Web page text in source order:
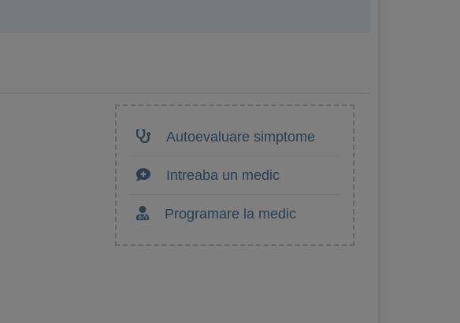
Autoevaluare simptome
Intreaba un medic
Programare la medic